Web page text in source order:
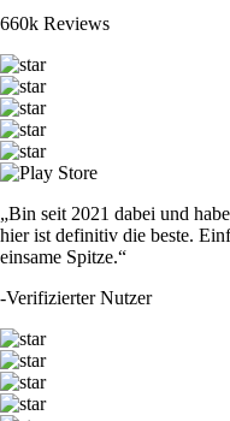
660k Reviews
„Bin seit 2021 dabei und
hier ist definitiv die beste.
einsame Spitze.“
-Verifizierter Nutzer